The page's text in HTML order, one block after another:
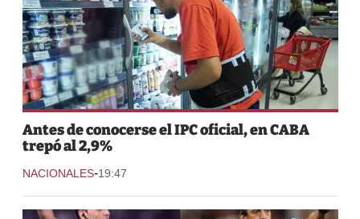
Antes de conocerse el IPC oficial, en CABA
trepó al 2,9%
NACIONALES-19:47